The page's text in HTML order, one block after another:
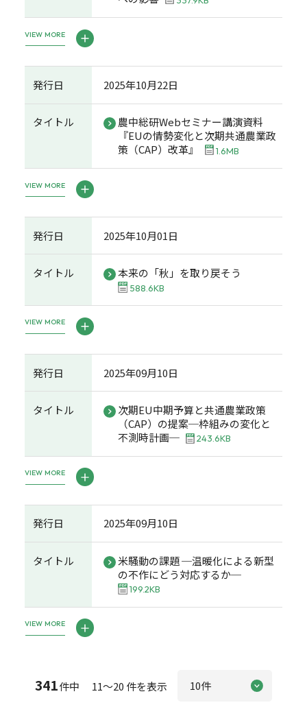
VIEW MORE
発行日 2025年10月22日
タイトル
農中総研Webセミナー講演資料
『EUの情勢変化と次期共通農業政
策（CAP）改革』
1.6MB
VIEW MORE
発行日 2025年10月01日
タイトル 本来の「秋」を取り戻そう
588.6KB
VIEW MORE
発行日 2025年09月10日
タイトル
次期EU中期予算と共通農業政策
（CAP）の提案─枠組みの変化と
不測時計画─
243.6KB
VIEW MORE
発行日 2025年09月10日
タイトル
米騒動の課題 ─温暖化による新型
の不作にどう対応するか─
199.2KB
VIEW MORE
341件中 11～20 件を表示